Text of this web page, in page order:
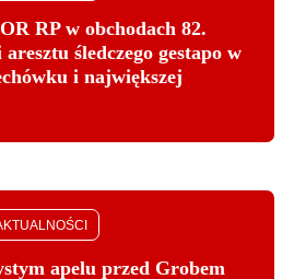
RP w obchodach 82.
śledczego gestapo w
i największej
apelu przed Grobem